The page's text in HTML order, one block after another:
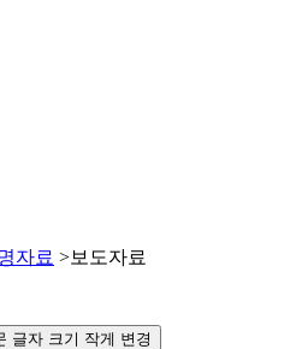
자료 >보도자료
글자 크기 작게 변경